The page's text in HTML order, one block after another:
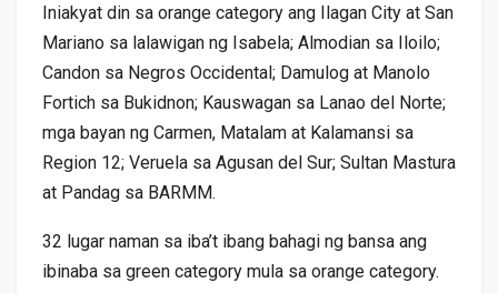
Iniakyat din sa orange category ang Ilagan City at San
Mariano sa lalawigan ng Isabela; Almodian sa Iloilo;
Candon sa Negros Occidental; Damulog at Manolo
Fortich sa Bukidnon; Kauswagan sa Lanao del Norte;
mga bayan ng Carmen, Matalam at Kalamansi sa
Region 12; Veruela sa Agusan del Sur; Sultan Mastura
at Pandag sa BARMM.
32 lugar naman sa iba’t ibang bahagi ng bansa ang
ibinaba sa green category mula sa orange category.